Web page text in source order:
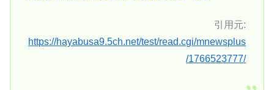
引用元:
https://hayabusa9.5ch.net/test/read.cgi/mnewsplus
/1766523777/